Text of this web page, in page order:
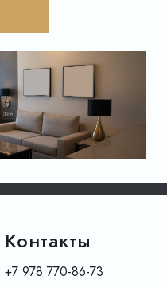
Контакты
+7 978 770-86-73